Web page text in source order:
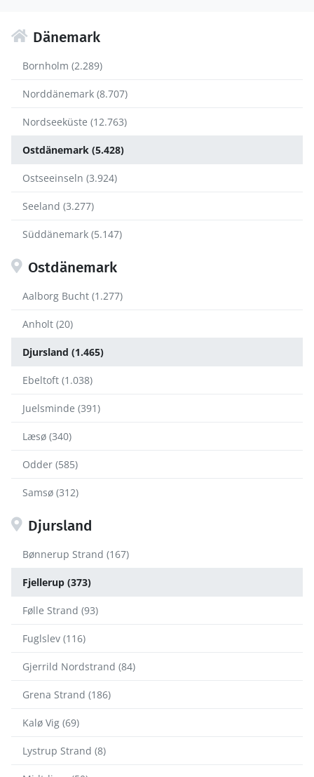
Dänemark
Bornholm (2.289)
Norddänemark (8.707)
Nordseeküste (12.763)
Ostdänemark (5.428)
Ostseeinseln (3.924)
Seeland (3.277)
Süddänemark (5.147)
Ostdänemark
Aalborg Bucht (1.277)
Anholt (20)
Djursland (1.465)
Ebeltoft (1.038)
Juelsminde (391)
Læsø (340)
Odder (585)
Samsø (312)
Djursland
Bønnerup Strand (167)
Fjellerup (373)
Følle Strand (93)
Fuglslev (116)
Gjerrild Nordstrand (84)
Grena Strand (186)
Kalø Vig (69)
Lystrup Strand (8)